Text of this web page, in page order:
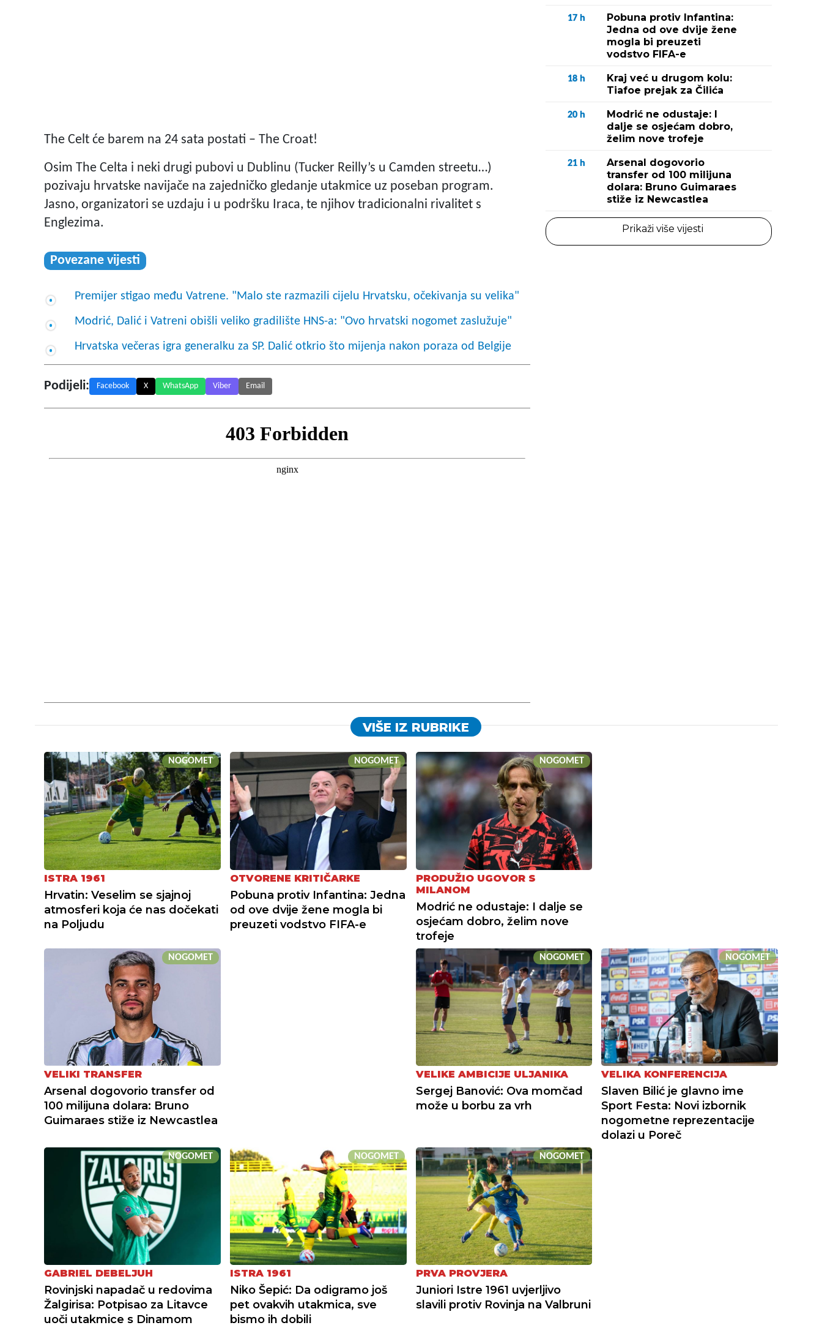
The Celt će barem na 24 sata postati – The Croat!
Osim The Celta i neki drugi pubovi u Dublinu (Tucker Reilly’s u Camden streetu…)
pozivaju hrvatske navijače na zajedničko gledanje utakmice uz poseban program.
Jasno, organizatori se uzdaju i u podršku Iraca, te njihov tradicionalni rivalitet s
Englezima.
Povezane vijesti
Premijer stigao među Vatrene. "Malo ste razmazili cijelu Hrvatsku, očekivanja su velika"
Modrić, Dalić i Vatreni obišli veliko gradilište HNS-a: "Ovo hrvatski nogomet zaslužuje"
Hrvatska večeras igra generalku za SP. Dalić otkrio što mijenja nakon poraza od Belgije
Podijeli: Facebook X WhatsApp Viber Email
17 h
Pobuna protiv Infantina:
Jedna od ove dvije žene
mogla bi preuzeti
vodstvo FIFA-e
18 h
Kraj već u drugom kolu:
Tiafoe prejak za Čilića
20 h
Modrić ne odustaje: I
dalje se osjećam dobro,
želim nove trofeje
21 h
Arsenal dogovorio
transfer od 100 milijuna
dolara: Bruno Guimaraes
stiže iz Newcastlea
Prikaži više vijesti
VIŠE IZ RUBRIKE
NOGOMET
ISTRA 1961
Hrvatin: Veselim se sjajnoj
atmosferi koja će nas dočekati
na Poljudu
NOGOMET
OTVORENE KRITIČARKE
Pobuna protiv Infantina: Jedna
od ove dvije žene mogla bi
preuzeti vodstvo FIFA-e
NOGOMET
PRODUŽIO UGOVOR S
MILANOM
Modrić ne odustaje: I dalje se
osjećam dobro, želim nove
trofeje
NOGOMET
VELIKI TRANSFER
Arsenal dogovorio transfer od
100 milijuna dolara: Bruno
Guimaraes stiže iz Newcastlea
NOGOMET
VELIKE AMBICIJE ULJANIKA
Sergej Banović: Ova momčad
može u borbu za vrh
NOGOMET
VELIKA KONFERENCIJA
Slaven Bilić je glavno ime
Sport Festa: Novi izbornik
nogometne reprezentacije
dolazi u Poreč
NOGOMET
GABRIEL DEBELJUH
Rovinjski napadač u redovima
Žalgirisa: Potpisao za Litavce
uoči utakmice s Dinamom
NOGOMET
ISTRA 1961
Niko Šepić: Da odigramo još
pet ovakvih utakmica, sve
bismo ih dobili
NOGOMET
PRVA PROVJERA
Juniori Istre 1961 uvjerljivo
slavili protiv Rovinja na Valbruni